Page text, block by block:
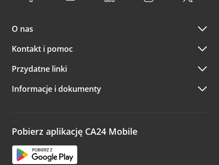
O nas
Kontakt i pomoc
Przydatne linki
Informacje i dokumenty
Pobierz aplikację CA24 Mobile